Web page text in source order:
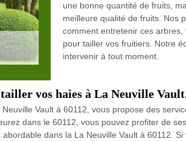
une bonne quantité de fruits,
meilleure qualité de fruits. Nos
comment entretenir ces arbres,
pour tailler vos fruitiers. Notre
intervenir à tout moment.
vos haies à La Neuville
Vault à 60112, vous propose des
dans le 60112, vous pouvez profiter de
dans la La Neuville Vault à 60112.